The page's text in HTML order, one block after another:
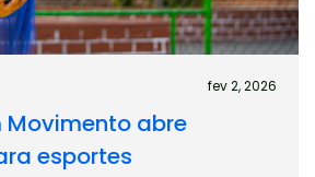
fev 2, 2026
abre
esportes